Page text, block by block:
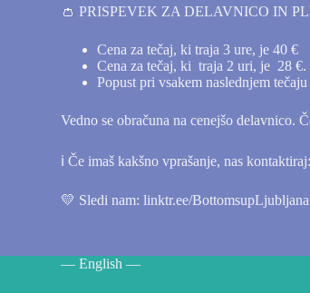
👛 PRISPEVEK ZA DELAVNICO IN
Cena za tečaj, ki traja 3 ure, je 40 €
Cena za tečaj, ki traja 2 uri, je 28 €.
Popust pri vsakem naslednjem tečaju
Vedno se obračuna na cenejšo delavnico.
ℹ️ Če imaš kakšno vprašanje, nas
💛 Sledi nam: linktr.ee/BottomsupLjubljana
— English —